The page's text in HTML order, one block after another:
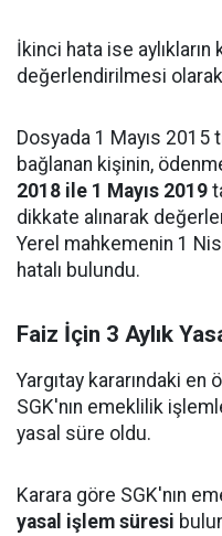
İkinci hata ise
değerlendirilmesi
Dosyada 1 Mayıs 2015
bağlanan kişinin,
2018 ile 1 Mayıs 2019
dikkate alınarak
Yerel mahkemenin 1
hatalı bulundu.
Faiz İçin 3 Aylık
Yargıtay kararındaki
SGK'nın emeklilik
yasal süre oldu.
Karara göre SGK'nın
yasal işlem süresi